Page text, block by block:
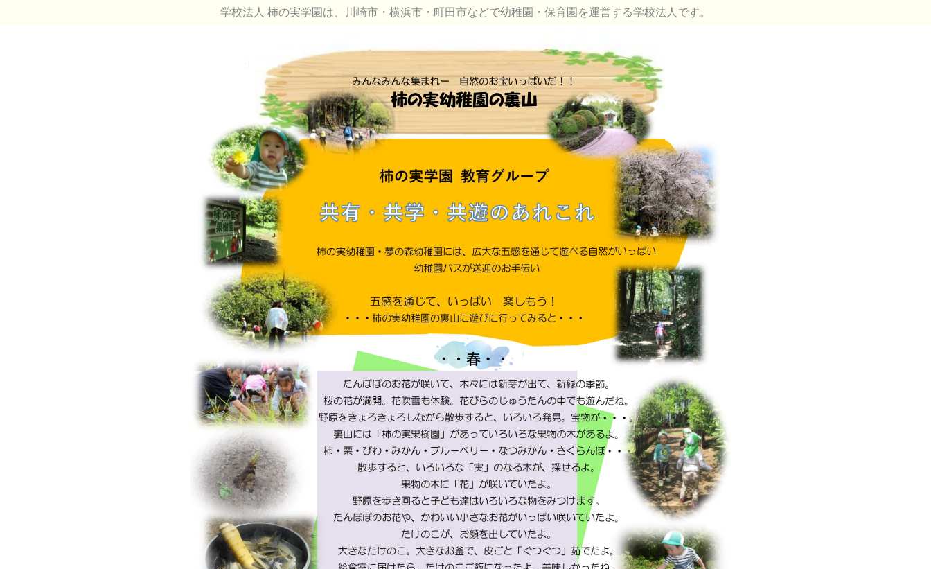
学校法人 柿の実学園は、川崎市・横浜市・町田市などで幼稚園・保育園を運営する学校法人です。